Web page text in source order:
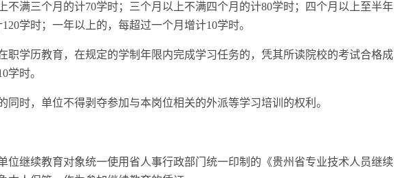
不满三个月的计70学时；三个月以上不满四个月的计80学时；四个月以上至半年
学时；一年以上的，每超过一个月增计10学时。
职学历教育，在规定的学制年限内完成学习任务的，凭其所读院校的考试合格成
学时。
同时，单位不得剥夺参加与本岗位相关的外派等学习培训的权利。
位继续教育对象统一使用省人事行政部门统一印制的《贵州省专业技术人员继续